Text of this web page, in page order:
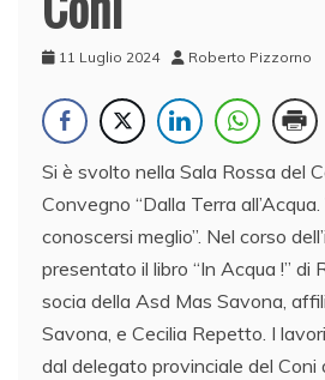
11 Luglio 2024 Roberto Pizzorno
Si è svolto nella Sala Rossa del
Convegno “Dalla Terra
conoscersi meglio”. Nel corso
presentato il libro “In Acqua !” di
socia della Asd Mas Savona,
Savona, e Cecilia Repetto. I
dal delegato provinciale del Coni